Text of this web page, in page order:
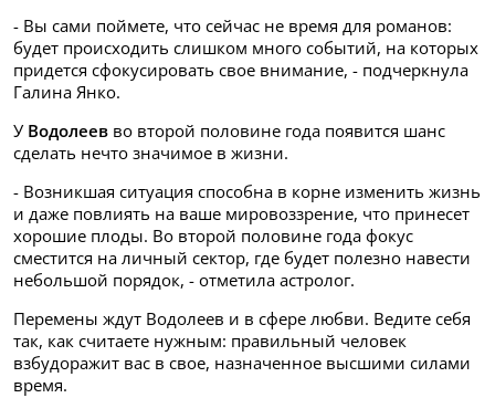
- Вы сами поймете, что сейчас не время для романов:
будет происходить слишком много событий, на которых
придется сфокусировать свое внимание, - подчеркнула
Галина Янко.
У Водолеев во второй половине года появится шанс
сделать нечто значимое в жизни.
- Возникшая ситуация способна в корне изменить жизнь
и даже повлиять на ваше мировоззрение, что принесет
хорошие плоды. Во второй половине года фокус
сместится на личный сектор, где будет полезно навести
небольшой порядок, - отметила астролог.
Перемены ждут Водолеев и в сфере любви. Ведите себя
так, как считаете нужным: правильный человек
взбудоражит вас в свое, назначенное высшими силами
время.